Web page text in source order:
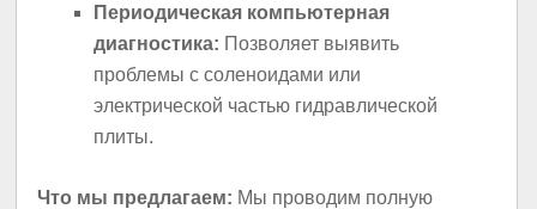
Периодическая компьютерная
диагностика: Позволяет выявить
проблемы с соленоидами или
электрической частью гидравлической
плиты.
Что мы предлагаем: Мы проводим полную